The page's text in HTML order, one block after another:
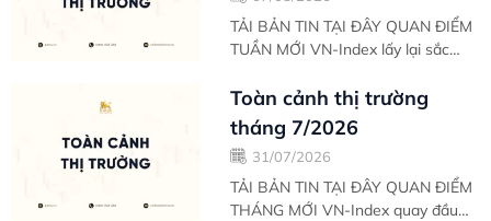
TẢI BẢN TIN TẠI ĐÂY QUAN ĐIỂM
TUẦN MỚI VN-Index lấy lại sắc
trước đó. Thanh khoản phiên hôm
nay tăng nhẹ...
Toàn cảnh thị trường
tháng 7/2026
31/07/2026
TẢI BẢN TIN TẠI ĐÂY QUAN ĐIỂM
THÁNG MỚI VN-Index quay đầu